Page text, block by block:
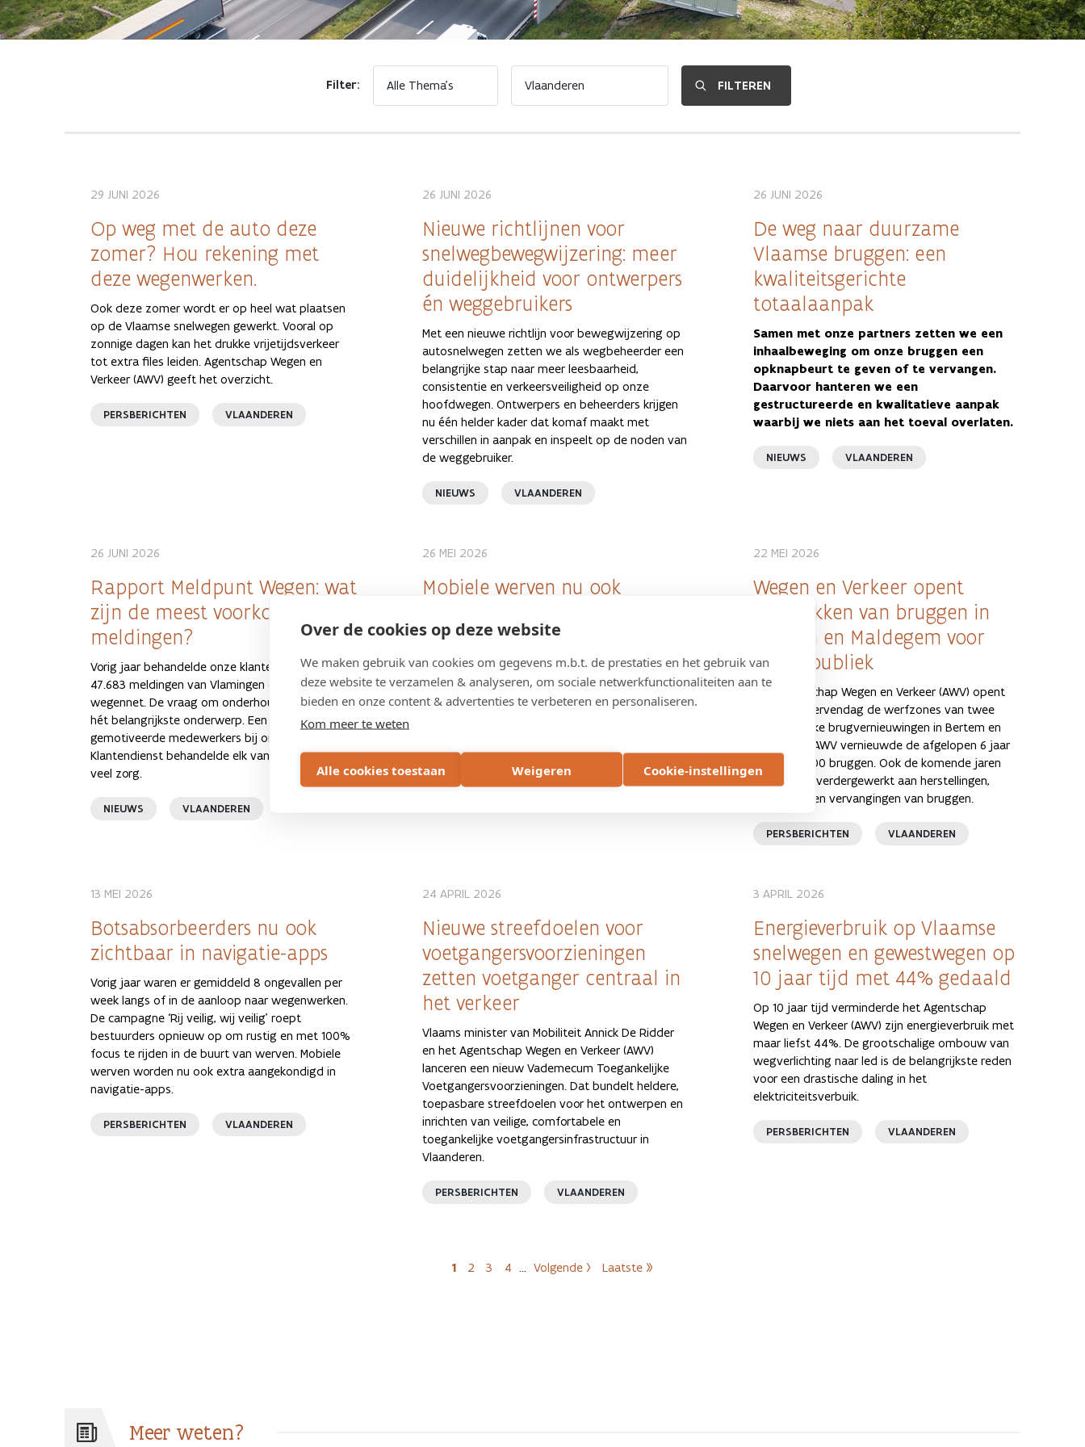
Over de cookies op deze website
We maken gebruik van cookies om gegevens m.b.t. de prestaties en het gebruik van
deze website te verzamelen & analyseren, om sociale netwerkfunctionaliteiten aan te
bieden en onze content & advertenties te verbeteren en personaliseren.
Kom meer te weten
Alle cookies toestaan Weigeren Cookie-instellingen
Filter:
29 JUNI 2026
Op weg met de auto deze
zomer? Hou rekening met
deze wegenwerken.
Ook deze zomer wordt er op heel wat plaatsen
op de Vlaamse snelwegen gewerkt. Vooral op
zonnige dagen kan het drukke vrijetijdsverkeer
tot extra files leiden. Agentschap Wegen en
Verkeer (AWV) geeft het overzicht.
PERSBERICHTEN VLAANDEREN
26 JUNI 2026
Nieuwe richtlijnen voor
snelwegbewegwijzering: meer
duidelijkheid voor ontwerpers
én weggebruikers
Met een nieuwe richtlijn voor bewegwijzering op
autosnelwegen zetten we als wegbeheerder een
belangrijke stap naar meer leesbaarheid,
consistentie en verkeersveiligheid op onze
hoofdwegen. Ontwerpers en beheerders krijgen
nu één helder kader dat komaf maakt met
verschillen in aanpak en inspeelt op de noden van
de weggebruiker.
NIEUWS VLAANDEREN
26 JUNI 2026
De weg naar duurzame
Vlaamse bruggen: een
kwaliteitsgerichte
totaalaanpak
Samen met onze partners zetten we een
inhaalbeweging om onze bruggen een
opknapbeurt te geven of te vervangen.
Daarvoor hanteren we een
gestructureerde en kwalitatieve aanpak
waarbij we niets aan het toeval overlaten.
NIEUWS VLAANDEREN
26 JUNI 2026
Rapport Meldpunt Wegen: wat
zijn de meest voorkomende
meldingen?
Vorig jaar behandelde onze klantendienst precies
47.683 meldingen van Vlamingen over ons
wegennet. De vraag om onderhoud was daarbij
hét belangrijkste onderwerp. Een team van
gemotiveerde medewerkers bij onze
Klantendienst behandelde elk van de vragen met
veel zorg.
NIEUWS VLAANDEREN
26 MEI 2026
Mobiele werven nu ook
Om de veiligheid bij mobiele werven verder
te verhogen, brengen navigatie-apps
voortaan ook botsabsorbeerders in kaart.
Zodra ze een mobiele werf naderen,
krijgen bestuurders een melding via de
NIEUWS VLAANDEREN
22 MEI 2026
Wegen en Verkeer opent
werfhekken van bruggen in
Bertem en Maldegem voor
breed publiek
Het Agentschap Wegen en Verkeer (AWV) opent
op Open Wervendag de werfzones van twee
uitzonderlijke brugvernieuwingen in Bertem en
Maldegem. AWV vernieuwde de afgelopen 6 jaar
meer dan 100 bruggen. Ook de komende jaren
wordt hard verdergewerkt aan herstellingen,
renovaties en vervangingen van bruggen.
PERSBERICHTEN VLAANDEREN
13 MEI 2026
Botsabsorbeerders nu ook
zichtbaar in navigatie-apps
Vorig jaar waren er gemiddeld 8 ongevallen per
week langs of in de aanloop naar wegenwerken.
De campagne ‘Rij veilig, wij veilig’ roept
bestuurders opnieuw op om rustig en met 100%
focus te rijden in de buurt van werven. Mobiele
werven worden nu ook extra aangekondigd in
navigatie-apps.
PERSBERICHTEN VLAANDEREN
24 APRIL 2026
Nieuwe streefdoelen voor
voetgangersvoorzieningen
zetten voetganger centraal in
het verkeer
Vlaams minister van Mobiliteit Annick De Ridder
en het Agentschap Wegen en Verkeer (AWV)
lanceren een nieuw Vademecum Toegankelijke
Voetgangersvoorzieningen. Dat bundelt heldere,
toepasbare streefdoelen voor het ontwerpen en
inrichten van veilige, comfortabele en
toegankelijke voetgangersinfrastructuur in
Vlaanderen.
PERSBERICHTEN VLAANDEREN
3 APRIL 2026
Energieverbruik op Vlaamse
snelwegen en gewestwegen op
10 jaar tijd met 44% gedaald
Op 10 jaar tijd verminderde het Agentschap
Wegen en Verkeer (AWV) zijn energieverbruik met
maar liefst 44%. De grootschalige ombouw van
wegverlichting naar led is de belangrijkste reden
voor een drastische daling in het
elektriciteitsverbuik.
PERSBERICHTEN VLAANDEREN
Paginering
1 2 3 4 Volgende › Laatste »
Meer weten?